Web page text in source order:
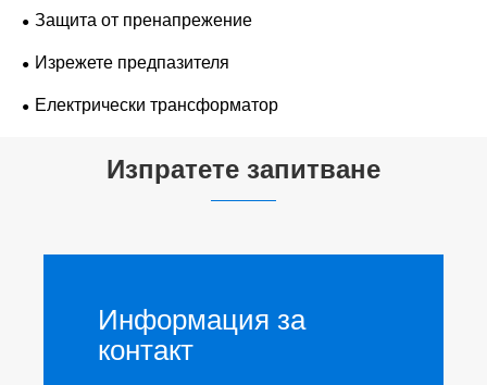
Защита от пренапрежение
Изрежете предпазителя
Електрически трансформатор
Изпратете запитване
Информация за
контакт